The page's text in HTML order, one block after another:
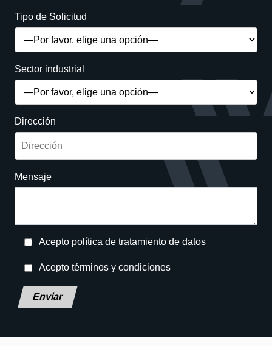
Tipo de Solicitud
Sector industrial
Dirección
Mensaje
Acepto política de tratamiento de datos
Acepto términos y condiciones
Deja este campo en blanco, por favor.